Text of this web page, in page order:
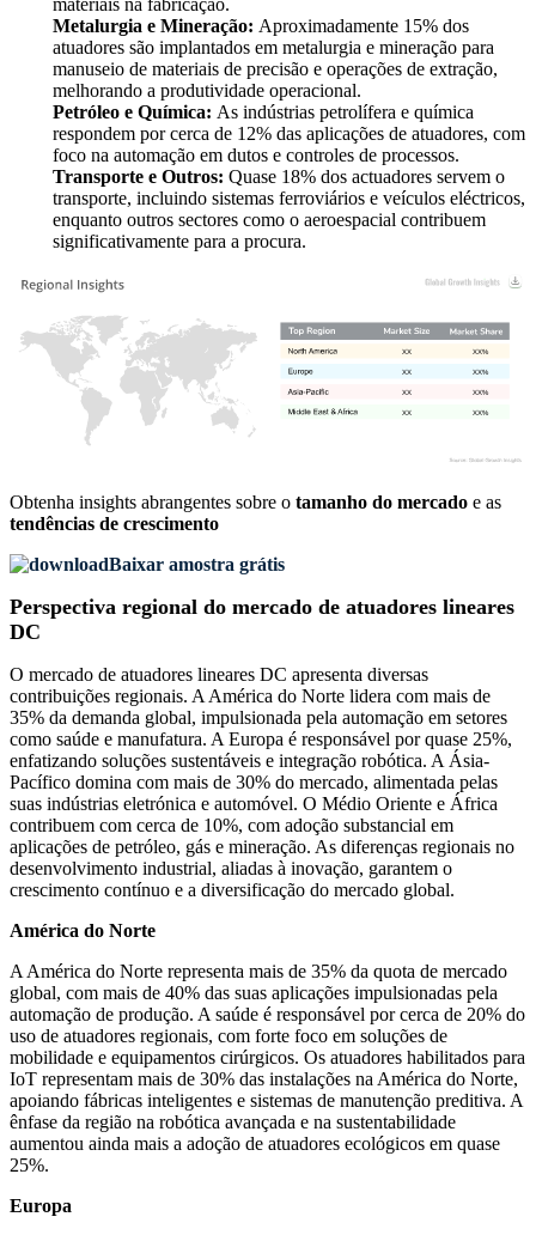
materiais na fabricação.
Metalurgia e Mineração: Aproximadamente 15% dos
atuadores são implantados em metalurgia e mineração para
manuseio de materiais de precisão e operações de extração,
melhorando a produtividade operacional.
Petróleo e Química: As indústrias petrolífera e química
respondem por cerca de 12% das aplicações de atuadores, com
foco na automação em dutos e controles de processos.
Transporte e Outros: Quase 18% dos actuadores servem o
transporte, incluindo sistemas ferroviários e veículos eléctricos,
enquanto outros sectores como o aeroespacial contribuem
significativamente para a procura.
XX%
XX
XX%
XX
XX%
XX
XX%
XX
Obtenha insights abrangentes sobre o tamanho do mercado e as
tendências de crescimento
Baixar amostra grátis
Perspectiva regional do mercado de atuadores lineares
DC
O mercado de atuadores lineares DC apresenta diversas
contribuições regionais. A América do Norte lidera com mais de
35% da demanda global, impulsionada pela automação em setores
como saúde e manufatura. A Europa é responsável por quase 25%,
enfatizando soluções sustentáveis ​​e integração robótica. A Ásia-
Pacífico domina com mais de 30% do mercado, alimentada pelas
suas indústrias eletrónica e automóvel. O Médio Oriente e África
contribuem com cerca de 10%, com adoção substancial em
aplicações de petróleo, gás e mineração. As diferenças regionais no
desenvolvimento industrial, aliadas à inovação, garantem o
crescimento contínuo e a diversificação do mercado global.
América do Norte
A América do Norte representa mais de 35% da quota de mercado
global, com mais de 40% das suas aplicações impulsionadas pela
automação de produção. A saúde é responsável por cerca de 20% do
uso de atuadores regionais, com forte foco em soluções de
mobilidade e equipamentos cirúrgicos. Os atuadores habilitados para
IoT representam mais de 30% das instalações na América do Norte,
apoiando fábricas inteligentes e sistemas de manutenção preditiva. A
ênfase da região na robótica avançada e na sustentabilidade
aumentou ainda mais a adoção de atuadores ecológicos em quase
25%.
Europa